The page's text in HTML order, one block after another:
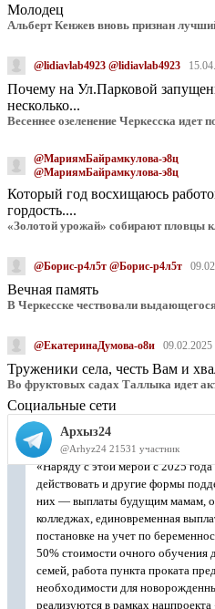
Молодец
Альберт Кенжев вновь признан
@lidiavlab4923 @lidiavlab4923
Почему на Ул.Парковой
несколько...
Весеннее озеленение Черкесска идет
@МариямБайрамкулова-э8ц
@МариямБайрамкулова-э8ц
Который год восхищаюсь
гордость....
«Золотой урожай» собирают пловцы
@Борис-р4л5т @Борис-р4л5т
Вечная память
@ЕкатеринаДумова-о8и 09.02.2025
Труженики села, честь Вам и
Во фруктовых садах Таллыка идет
Социальные сети